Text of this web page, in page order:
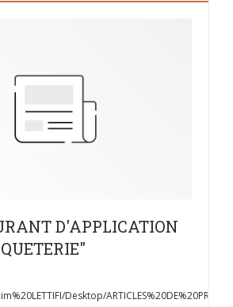
D'APPLICATION
Desktop/